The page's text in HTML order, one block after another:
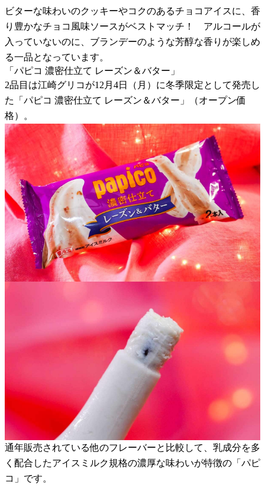
ビターな味わいのクッキーやコクのあるチョコアイスに、香
り豊かなチョコ風味ソースがベストマッチ！ アルコールが
入っていないのに、ブランデーのような芳醇な香りが楽しめ
る一品となっています。
「パピコ 濃密仕立て レーズン＆バター」
2品目は江崎グリコが12月4日（月）に冬季限定として発売し
た「パピコ 濃密仕立て レーズン＆バター」（オープン価
格）。
通年販売されている他のフレーバーと比較して、乳成分を多
く配合したアイスミルク規格の濃厚な味わいが特徴の「パピ
コ」です。